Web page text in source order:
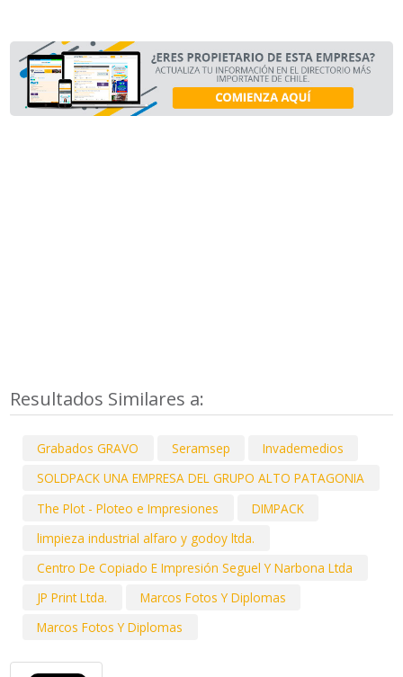
Resultados Similares a:
Grabados GRAVO Seramsep
Invademedios
SOLDPACK UNA EMPRESA DEL GRUPO ALTO PATAGONIA
The Plot - Ploteo e Impresiones
DIMPACK
limpieza industrial alfaro y godoy ltda.
Centro De Copiado E Impresión Seguel Y Narbona Ltda
JP Print Ltda.
Marcos Fotos Y Diplomas
Marcos Fotos Y Diplomas